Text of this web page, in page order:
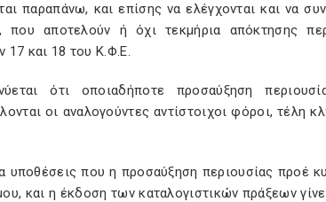
παραπάνω, και επίσης να ελέγχονται και να
που αποτελούν ή όχι τεκμήρια απόκτησης
17 και 18 του Κ.Φ.Ε.
ότι οποιαδήποτε προσαύξηση
οι αναλογούντες αντίστοιχοι φόροι, τέλη
υποθέσεις που η προσαύξηση περιουσίας προέ
και η έκδοση των καταλογιστικών πράξεων